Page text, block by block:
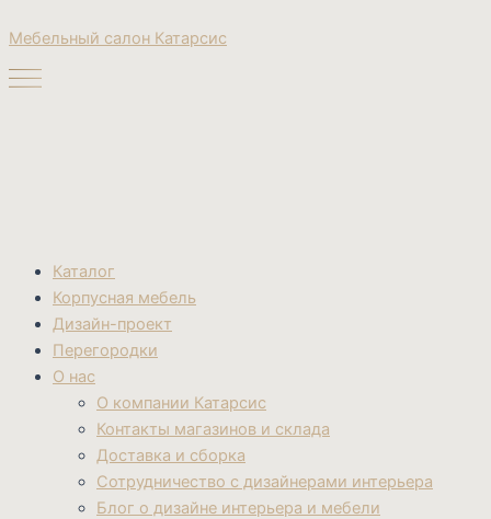
к
содержимому
Мебельный салон Катарсис
Каталог
Корпусная мебель
Дизайн-проект
Перегородки
О нас
О компании Катарсис
Контакты магазинов и склада
Доставка и сборка
Сотрудничество с дизайнерами интерьера
Блог о дизайне интерьера и мебели
товаров